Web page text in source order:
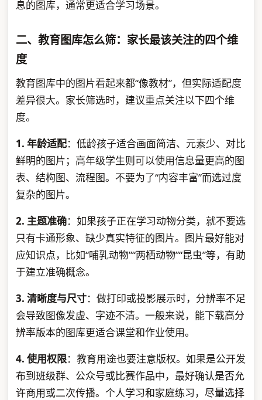
息的图库，通常更适合学习场景。
二、教育图库怎么筛：家长最该关注的四个维
度
教育图库中的图片看起来都“像教材”，但实际适配度
差异很大。家长筛选时，建议重点关注以下四个维
度。
1. 年龄适配：低龄孩子适合画面简洁、元素少、对比
鲜明的图片；高年级学生则可以使用信息量更高的图
表、结构图、流程图。不要为了“内容丰富”而选过度
复杂的图片。
2. 主题准确：如果孩子正在学习动物分类，就不要选
只有卡通形象、缺少真实特征的图片。图片最好能对
应知识点，比如“哺乳动物”“两栖动物”“昆虫”等，有助
于建立准确概念。
3. 清晰度与尺寸：做打印或投影展示时，分辨率不足
会导致图像发虚、字迹不清。一般来说，能下载高分
辨率版本的图库更适合课堂和作业使用。
4. 使用权限：教育用途也要注意版权。如果是公开发
布到班级群、公众号或比赛作品中，最好确认是否允
许商用或二次传播。个人学习和家庭练习，尽量选择